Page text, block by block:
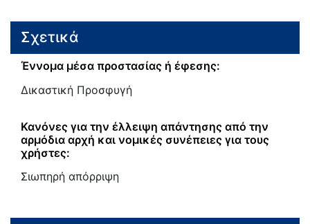
Σχετικά
Έννομα μέσα προστασίας ή έφεσης:
Δικαστική Προσφυγή
Κανόνες για την έλλειψη απάντησης από την
αρμόδια αρχή και νομικές συνέπειες για τους
χρήστες:
Σιωπηρή απόρριψη